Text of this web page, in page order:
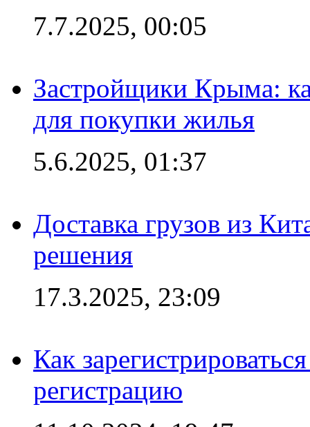
7.7.2025, 00:05
Застройщики Крыма:
для покупки жилья
5.6.2025, 01:37
Доставка грузов из
решения
17.3.2025, 23:09
Как
регистрацию